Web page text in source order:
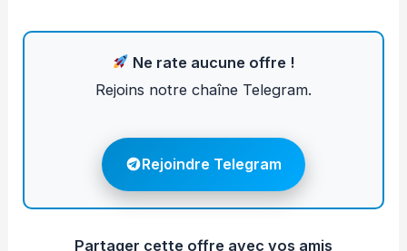
Ne rate aucune offre !
Rejoins notre chaîne Telegram.
Rejoindre Telegram
Partager cette offre avec vos amis